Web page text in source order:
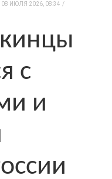
08 ИЮЛЯ 2026, 08:34
с
и